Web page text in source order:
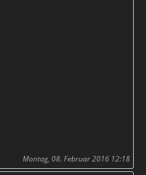
Montag, 08. Februar 2016 12:18